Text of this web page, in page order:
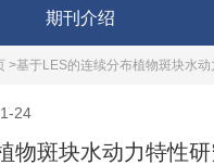
期刊介绍
>基于LES的连续分布植物斑块水
24
物斑块水动力特性研